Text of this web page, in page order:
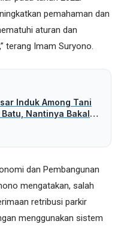
pemahaman dan
aturan dan
terang Imam Suryono.
Induk Among Tani
Nantinya Bakal
dan Pembangunan
mengatakan, salah
retribusi parkir
menggunakan sistem